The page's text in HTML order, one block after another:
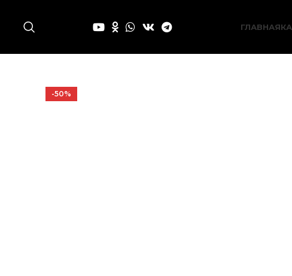
ГЛАВНАЯ
-50%